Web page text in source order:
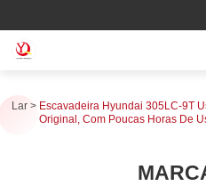
Lar
Escavadeira Hyundai 305LC-9T
Original, Com Poucas Horas De